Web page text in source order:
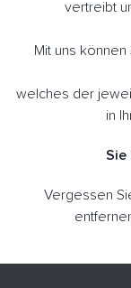
vertreibt
Mit uns
welches der
in
Sie
Vergessen